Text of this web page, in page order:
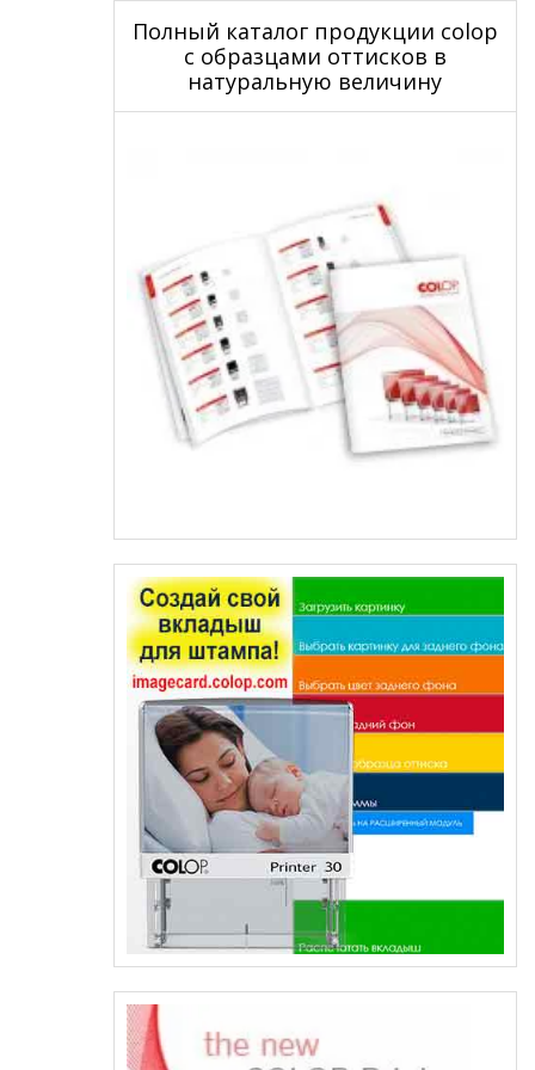
Полный каталог продукции colop
с образцами оттисков в
натуральную величину